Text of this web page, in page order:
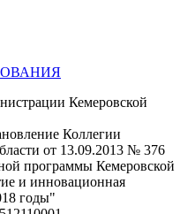
Кемеровской
Коллегии
от 13.09.2013 № 376
программы Кемеровской
и инновационная
годы"